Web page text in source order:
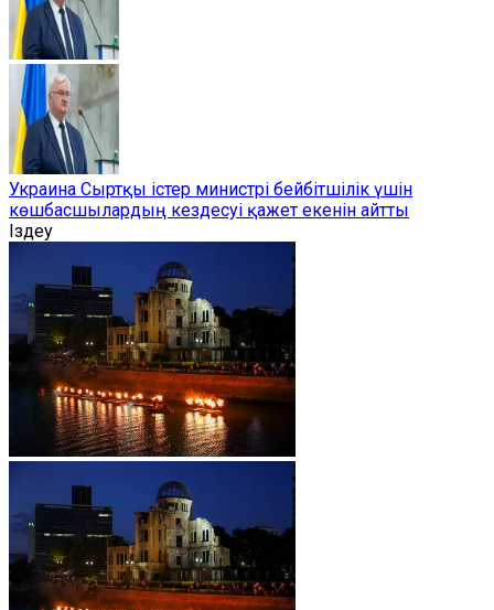
Украина Сыртқы істер министрі бейбітшілік үшін
көшбасшылардың кездесуі қажет екенін айтты
Іздеу